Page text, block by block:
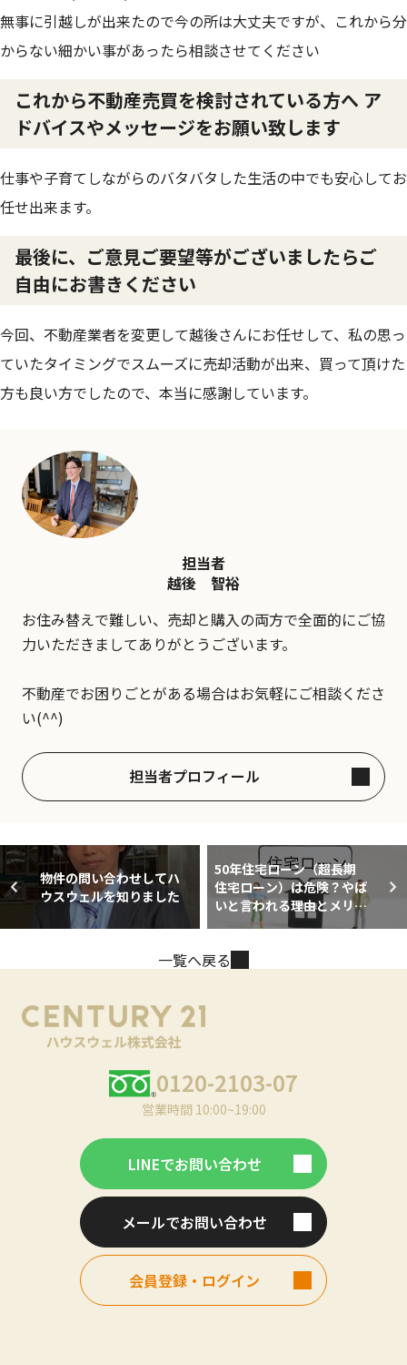
無事に引越しが出来たので今の所は大丈夫ですが、これから分
からない細かい事があったら相談させてください
これから不動産売買を検討されている方へ ア
ドバイスやメッセージをお願い致します
仕事や子育てしながらのバタバタした生活の中でも安心してお
任せ出来ます。
最後に、ご意見ご要望等がございましたらご
自由にお書きください
今回、不動産業者を変更して越後さんにお任せして、私の思っ
ていたタイミングでスムーズに売却活動が出来、買って頂けた
方も良い方でしたので、本当に感謝しています。
担当者
越後 智裕
お住み替えで難しい、売却と購入の両方で全面的にご協
力いただきましてありがとうございます。
不動産でお困りごとがある場合はお気軽にご相談くださ
い(^^)
担当者プロフィール
物件の問い合わせしてハ
ウスウェルを知りました
50年住宅ローン（超長期
住宅ローン）は危険？やば
いと言われる理由とメリッ
ト・デメリット
一覧へ戻る
0120-2103-07
営業時間 10:00~19:00
LINEでお問い合わせ
メールでお問い合わせ
会員登録・ログイン